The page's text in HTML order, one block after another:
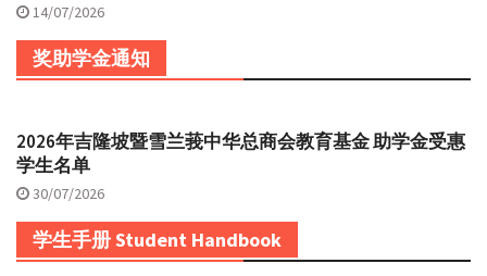
14/07/2026
奖助学金通知
2026年吉隆坡暨雪兰莪中华总商会教育基金 助学金受惠
学生名单
30/07/2026
学生手册 Student Handbook